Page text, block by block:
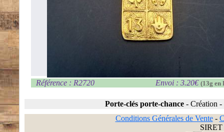
Référence : R2720 Envoi : 3.20€ (13g en
Porte-clés porte-chance - Création -
Conditions Générales de Vente-
SIRET